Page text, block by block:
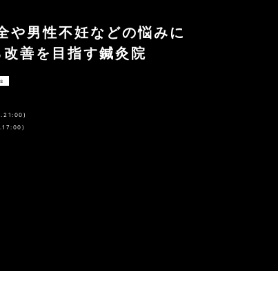
や男性不妊などの悩みに
善を目指す鍼灸院